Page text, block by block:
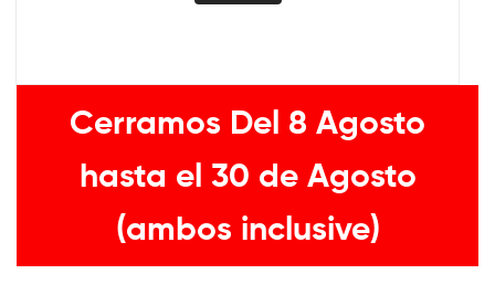
Cerramos Del 8 Agosto
hasta el 30 de Agosto
(ambos inclusive)